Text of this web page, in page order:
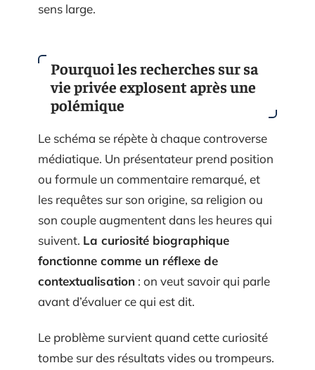
sens large.
Pourquoi les recherches sur sa
vie privée explosent après une
polémique
Le schéma se répète à chaque controverse
médiatique. Un présentateur prend position
ou formule un commentaire remarqué, et
les requêtes sur son origine, sa religion ou
son couple augmentent dans les heures qui
suivent. La curiosité biographique
fonctionne comme un réflexe de
contextualisation : on veut savoir qui parle
avant d’évaluer ce qui est dit.
Le problème survient quand cette curiosité
tombe sur des résultats vides ou trompeurs.